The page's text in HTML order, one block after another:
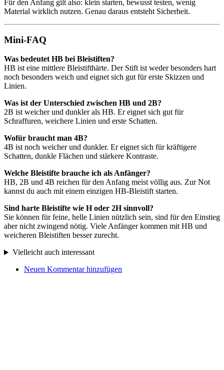
Für den Anfang gilt also: klein starten, bewusst testen, wenig
Material wirklich nutzen. Genau daraus entsteht Sicherheit.
Mini-FAQ
Was bedeutet HB bei Bleistiften?
HB ist eine mittlere Bleistifthärte. Der Stift ist weder besonders hart
noch besonders weich und eignet sich gut für erste Skizzen und
Linien.
Was ist der Unterschied zwischen HB und 2B?
2B ist weicher und dunkler als HB. Er eignet sich gut für
Schraffuren, weichere Linien und erste Schatten.
Wofür braucht man 4B?
4B ist noch weicher und dunkler. Er eignet sich für kräftigere
Schatten, dunkle Flächen und stärkere Kontraste.
Welche Bleistifte brauche ich als Anfänger?
HB, 2B und 4B reichen für den Anfang meist völlig aus. Zur Not
kannst du auch mit einem einzigen HB-Bleistift starten.
Sind harte Bleistifte wie H oder 2H sinnvoll?
Sie können für feine, helle Linien nützlich sein, sind für den Einstieg
aber nicht zwingend nötig. Viele Anfänger kommen mit HB und
weicheren Bleistiften besser zurecht.
Vielleicht auch interessant
Neuen Kommentar hinzufügen